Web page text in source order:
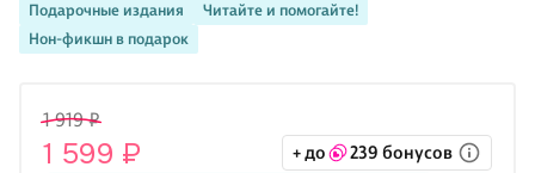
Подарочные издания
Читайте и помогайте!
Нон-фикшн в подарок
преданным исторической правде. Популяризаторский стиль,
живой язык и повествовательный динамизм в сочетании со
Ключевского, Н. И. Костомарова.
1 919 ₽
1 599 ₽ + до 239 бонусов